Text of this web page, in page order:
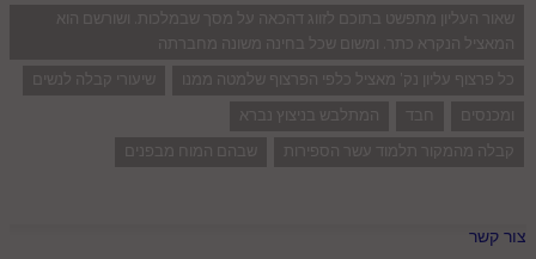
שאור העליון מתפשט בתוכם לזווג דהכאה על מסך שבמלכות. ושורשם הוא
המאציל הנקרא כתר. ומשום שכל בחינה משונה מחברתה
כל פרצוף עליון נק' מאציל כלפי הפרצוף שלמטה ממנו
שיעורי קבלה לנשים
ומכנסים
חבד
המתלבש בניצוץ נברא
קבלה מהמקור תלמוד עשר הספירות
שבהם המוח מבפנים
צור קשר